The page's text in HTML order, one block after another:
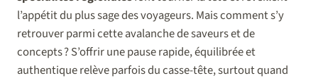
l’appétit du plus sage des voyageurs. Mais comment s’y
retrouver parmi cette avalanche de saveurs et de
concepts ? S’offrir une pause rapide, équilibrée et
authentique relève parfois du casse-tête, surtout quand